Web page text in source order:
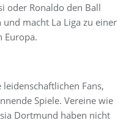
oder Ronaldo den Ball
macht La Liga zu einer
Europa.
Fans,
Spiele. Vereine wie
Dortmund haben nicht